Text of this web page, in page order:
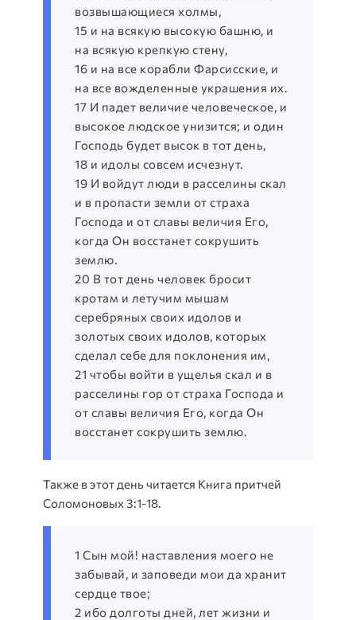
возвышающиеся холмы,
15 и на всякую высокую башню, и
на всякую крепкую стену,
16 и на все корабли Фарсисские, и
на все вожделенные украшения их.
17 И падет величие человеческое, и
высокое людское унизится; и один
Господь будет высок в тот день,
18 и идолы совсем исчезнут.
19 И войдут люди в расселины скал
и в пропасти земли от страха
Господа и от славы величия Его,
когда Он восстанет сокрушить
землю.
20 В тот день человек бросит
кротам и летучим мышам
серебряных своих идолов и
золотых своих идолов, которых
сделал себе для поклонения им,
21 чтобы войти в ущелья скал и в
расселины гор от страха Господа и
от славы величия Его, когда Он
восстанет сокрушить землю.
Также в этот день читается Книга притчей
Соломоновых 3:1-18.
1 Сын мой! наставления моего не
забывай, и заповеди мои да хранит
сердце твое;
2 ибо долготы дней, лет жизни и